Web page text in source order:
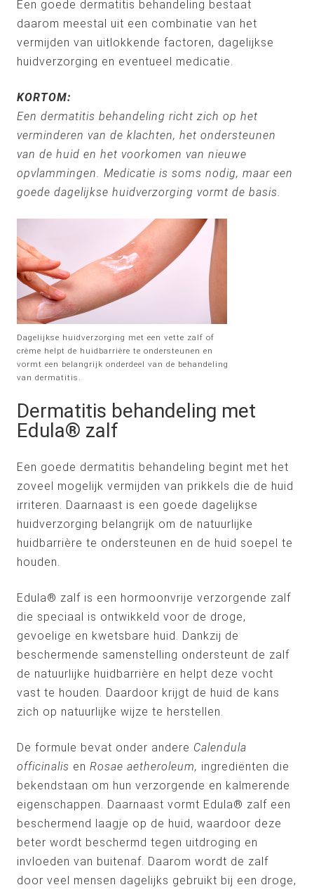
Een goede dermatitis behandeling bestaat
daarom meestal uit een combinatie van het
vermijden van uitlokkende factoren, dagelijkse
huidverzorging en eventueel medicatie.
KORTOM:
Een dermatitis behandeling richt zich op het
verminderen van de klachten, het ondersteunen
van de huid en het voorkomen van nieuwe
opvlammingen. Medicatie is soms nodig, maar een
goede dagelijkse huidverzorging vormt de basis.
Dagelijkse huidverzorging met een vette zalf of
crème helpt de huidbarrière te ondersteunen en
vormt een belangrijk onderdeel van de behandeling
van dermatitis.
Dermatitis behandeling met
Edula® zalf
Een goede dermatitis behandeling begint met het
zoveel mogelijk vermijden van prikkels die de huid
irriteren. Daarnaast is een goede dagelijkse
huidverzorging belangrijk om de natuurlijke
huidbarrière te ondersteunen en de huid soepel te
houden.
Edula® zalf is een hormoonvrije verzorgende zalf
die speciaal is ontwikkeld voor de droge,
gevoelige en kwetsbare huid. Dankzij de
beschermende samenstelling ondersteunt de zalf
de natuurlijke huidbarrière en helpt deze vocht
vast te houden. Daardoor krijgt de huid de kans
zich op natuurlijke wijze te herstellen.
De formule bevat onder andere Calendula
officinalis en Rosae aetheroleum, ingrediënten die
bekendstaan om hun verzorgende en kalmerende
eigenschappen. Daarnaast vormt Edula® zalf een
beschermend laagje op de huid, waardoor deze
beter wordt beschermd tegen uitdroging en
invloeden van buitenaf. Daarom wordt de zalf
door veel mensen dagelijks gebruikt bij een droge,